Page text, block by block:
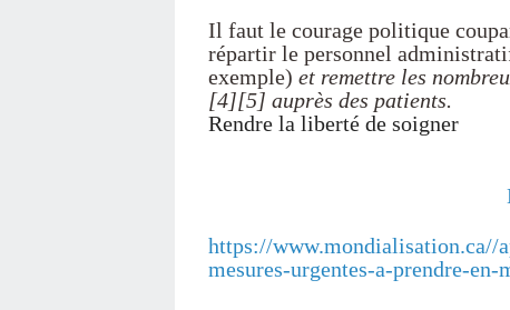
Il faut le courage politique
répartir le personnel
exemple) et remettre les
[4][5] auprès des patients.
Rendre la liberté de soigner
https://www.mondialisation.ca//
mesures-urgentes-a-prendre-en-